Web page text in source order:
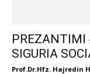
PREZANTIMI
SIGURIA
Prof.Dr.Hfz. Hajredin